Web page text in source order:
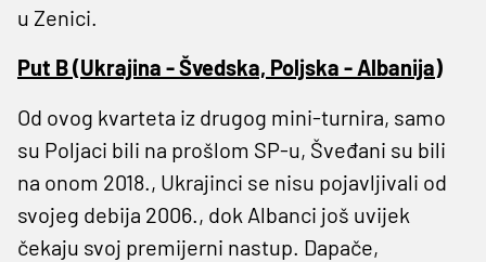
u Zenici.
Put B (Ukrajina - Švedska, Poljska - Albanija)
Od ovog kvarteta iz drugog mini-turnira, samo
su Poljaci bili na prošlom SP-u, Šveđani su bili
na onom 2018., Ukrajinci se nisu pojavljivali od
svojeg debija 2006., dok Albanci još uvijek
čekaju svoj premijerni nastup. Dapače,